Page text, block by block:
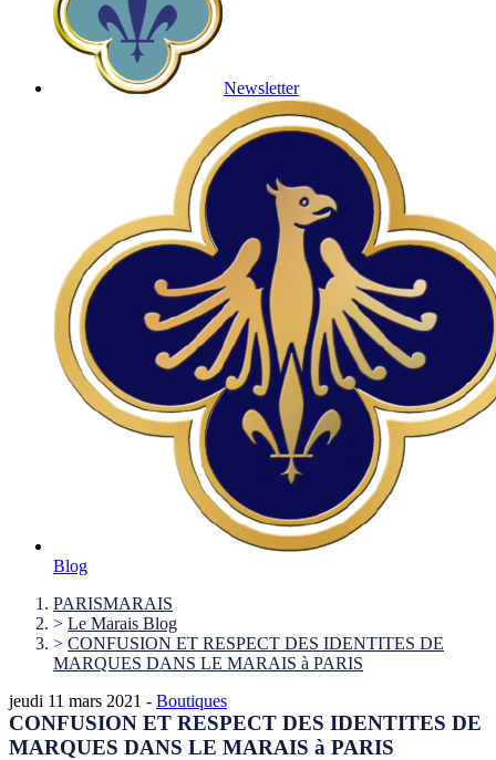
Newsletter
Blog
PARISMARAIS
> Le Marais Blog
> CONFUSION ET RESPECT DES IDENTITES DE
MARQUES DANS LE MARAIS à PARIS
jeudi 11 mars 2021 - Boutiques
CONFUSION ET RESPECT DES IDENTITES DE
MARQUES DANS LE MARAIS à PARIS